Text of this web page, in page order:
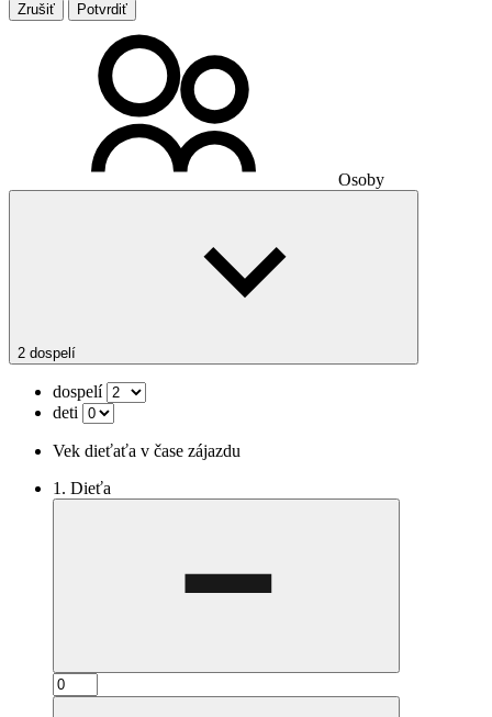
Zrušiť Potvrdiť
Osoby
2 dospelí
dospelí
deti
Vek dieťaťa v čase zájazdu
1. Dieťa